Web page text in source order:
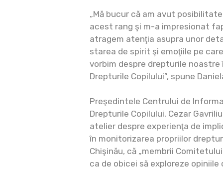
„Mă bucur că am avut
acest rang şi m-a impresionat
atragem atenţia asupra unor
starea de spirit şi emoţiile pe
vorbim despre drepturile
Drepturile Copilului”, spune
Preşedintele Centrului de
Drepturile Copilului, Cezar
atelier despre experienţa de
în monitorizarea propriilor
Chişinău, că „membrii
ca de obicei să exploreze opiniile